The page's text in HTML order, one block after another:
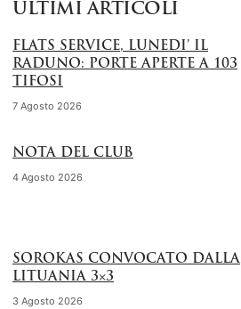
ULTIMI ARTICOLI
FLATS SERVICE, LUNEDI’ IL
RADUNO: PORTE APERTE A 103
TIFOSI
7 Agosto 2026
NOTA DEL CLUB
4 Agosto 2026
SOROKAS CONVOCATO DALLA
LITUANIA 3×3
3 Agosto 2026